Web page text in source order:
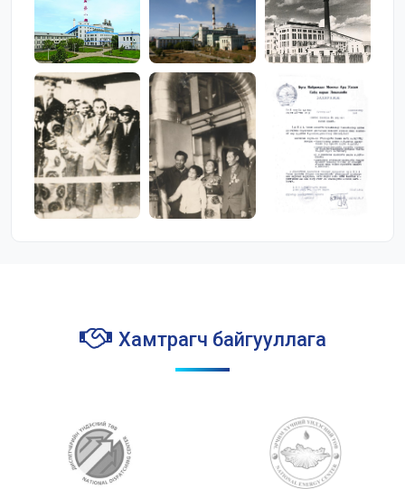
Хамтрагч байгууллага